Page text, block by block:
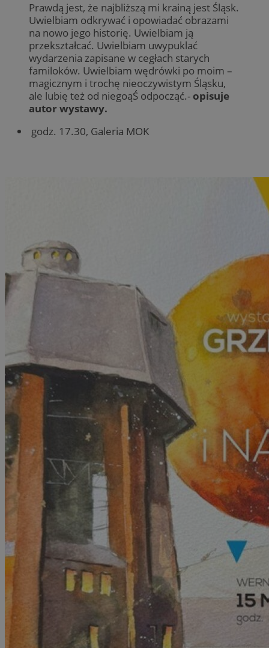
Prawdą jest, że najbliższą mi krainą jest Śląsk.
Uwielbiam odkrywać i opowiadać obrazami
na nowo jego historię. Uwielbiam ją
przekształcać. Uwielbiam uwypuklać
wydarzenia zapisane w cegłach starych
familoków. Uwielbiam wędrówki po moim –
magicznym i trochę nieoczywistym Śląsku,
ale lubię też od niegoąŚ odpocząć.- opisuje
autor wystawy.
godz. 17.30, Galeria MOK